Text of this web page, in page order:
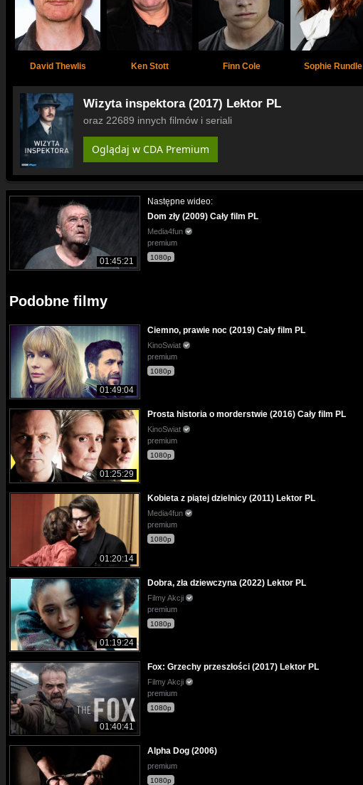
David Thewlis Ken Stott Finn Cole Sophie Rundle
Wizyta inspektora (2017) Lektor PL
oraz 22689 innych filmów i seriali
Oglądaj w CDA Premium
01:45:21
Następne wideo:
Dom zły (2009) Cały film PL
Media4fun
premium
1080p
Podobne filmy
01:49:04
Ciemno, prawie noc (2019) Cały film PL
KinoSwiat
premium
1080p
01:25:29
Prosta historia o morderstwie (2016) Cały film PL
KinoSwiat
premium
1080p
01:20:14
Kobieta z piątej dzielnicy (2011) Lektor PL
Media4fun
premium
1080p
01:19:24
Dobra, zła dziewczyna (2022) Lektor PL
Filmy Akcji
premium
1080p
01:40:41
Fox: Grzechy przeszłości (2017) Lektor PL
Filmy Akcji
premium
1080p
Alpha Dog (2006)
premium
1080p